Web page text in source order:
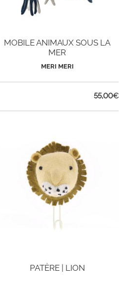
MOBILE ANIMAUX SOUS LA
MER
MERI MERI
55,00€
PATÈRE | LION